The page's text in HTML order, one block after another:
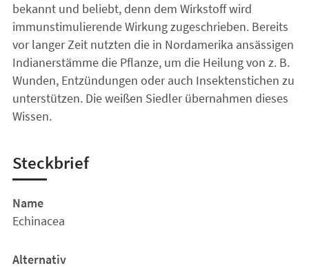
bekannt und beliebt, denn dem Wirkstoff wird
immunstimulierende Wirkung zugeschrieben. Bereits
vor langer Zeit nutzten die in Nordamerika ansässigen
Indianerstämme die Pflanze, um die Heilung von z. B.
Wunden, Entzündungen oder auch Insektenstichen zu
unterstützen. Die weißen Siedler übernahmen dieses
Wissen.
Steckbrief
Name
Echinacea
Alternativ